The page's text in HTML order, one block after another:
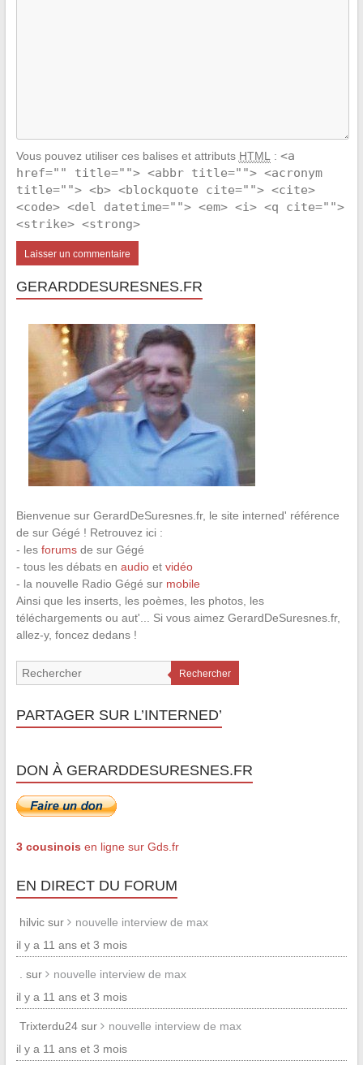
Vous pouvez utiliser ces balises et attributs HTML : <a
href="" title=""> <abbr title=""> <acronym
title=""> <b> <blockquote cite=""> <cite>
<code> <del datetime=""> <em> <i> <q cite="">
<strike> <strong>
GERARDDESURESNES.FR
Bienvenue sur GerardDeSuresnes.fr, le site interned' référence
de sur Gégé ! Retrouvez ici :
- les forumsde sur Gégé
- tous les débats en audioet vidéo
- la nouvelle Radio Gégé sur mobile
Ainsi que les inserts, les poèmes, les photos, les
téléchargements ou aut'... Si vous aimez GerardDeSuresnes.fr,
allez-y, foncez dedans !
Rechercher
PARTAGER SUR L’INTERNED’
DON À GERARDDESURESNES.FR
3 cousinois en ligne sur Gds.fr
EN DIRECT DU FORUM
hilvic sur
nouvelle interview de max
il y a 11 ans et 3 mois
. sur
nouvelle interview de max
il y a 11 ans et 3 mois
Trixterdu24 sur
nouvelle interview de max
il y a 11 ans et 3 mois